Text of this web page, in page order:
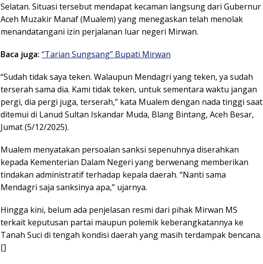
Selatan. Situasi tersebut mendapat kecaman langsung dari Gubernur
Aceh Muzakir Manaf (Mualem) yang menegaskan telah menolak
menandatangani izin perjalanan luar negeri Mirwan.
Baca juga: “Tarian Sungsang” Bupati Mirwan
“Sudah tidak saya teken. Walaupun Mendagri yang teken, ya sudah
terserah sama dia. Kami tidak teken, untuk sementara waktu jangan
pergi, dia pergi juga, terserah,” kata Mualem dengan nada tinggi saat
ditemui di Lanud Sultan Iskandar Muda, Blang Bintang, Aceh Besar,
Jumat (5/12/2025).
Mualem menyatakan persoalan sanksi sepenuhnya diserahkan
kepada Kementerian Dalam Negeri yang berwenang memberikan
tindakan administratif terhadap kepala daerah. “Nanti sama
Mendagri saja sanksinya apa,” ujarnya.
Hingga kini, belum ada penjelasan resmi dari pihak Mirwan MS
terkait keputusan partai maupun polemik keberangkatannya ke
Tanah Suci di tengah kondisi daerah yang masih terdampak bencana.
[]